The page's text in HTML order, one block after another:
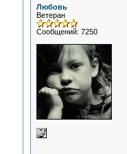
Любовь
Ветеран
Сообщений: 7250